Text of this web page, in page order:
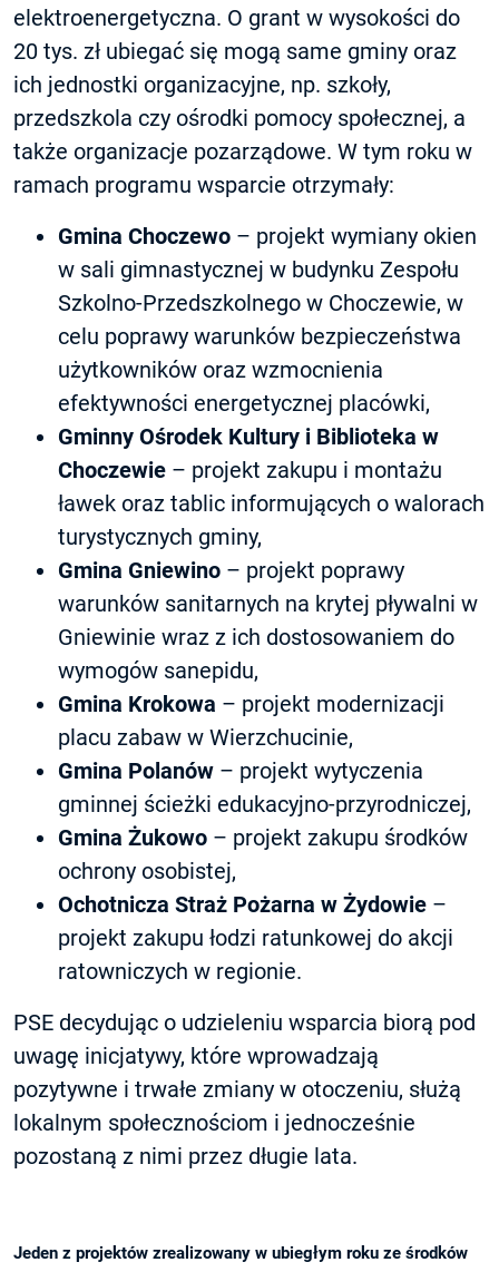
elektroenergetyczna. O grant w wysokości do
20 tys. zł ubiegać się mogą same gminy oraz
ich jednostki organizacyjne, np. szkoły,
przedszkola czy ośrodki pomocy społecznej, a
także organizacje pozarządowe. W tym roku w
ramach programu wsparcie otrzymały:
Gmina Choczewo – projekt wymiany okien
w sali gimnastycznej w budynku Zespołu
Szkolno-Przedszkolnego w Choczewie, w
celu poprawy warunków bezpieczeństwa
użytkowników oraz wzmocnienia
efektywności energetycznej placówki,
Gminny Ośrodek Kultury i Biblioteka w
Choczewie – projekt zakupu i montażu
ławek oraz tablic informujących o walorach
turystycznych gminy,
Gmina Gniewino – projekt poprawy
warunków sanitarnych na krytej pływalni w
Gniewinie wraz z ich dostosowaniem do
wymogów sanepidu,
Gmina Krokowa – projekt modernizacji
placu zabaw w Wierzchucinie,
Gmina Polanów – projekt wytyczenia
gminnej ścieżki edukacyjno-przyrodniczej,
Gmina Żukowo – projekt zakupu środków
ochrony osobistej,
Ochotnicza Straż Pożarna w Żydowie –
projekt zakupu łodzi ratunkowej do akcji
ratowniczych w regionie.
PSE decydując o udzieleniu wsparcia biorą pod
uwagę inicjatywy, które wprowadzają
pozytywne i trwałe zmiany w otoczeniu, służą
lokalnym społecznościom i jednocześnie
pozostaną z nimi przez długie lata.
Jeden z projektów zrealizowany w ubiegłym roku ze środków